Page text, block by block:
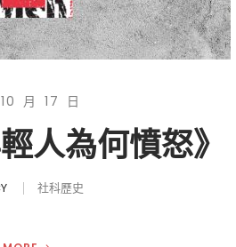
月 17 日
人為何憤怒》
社科歷史